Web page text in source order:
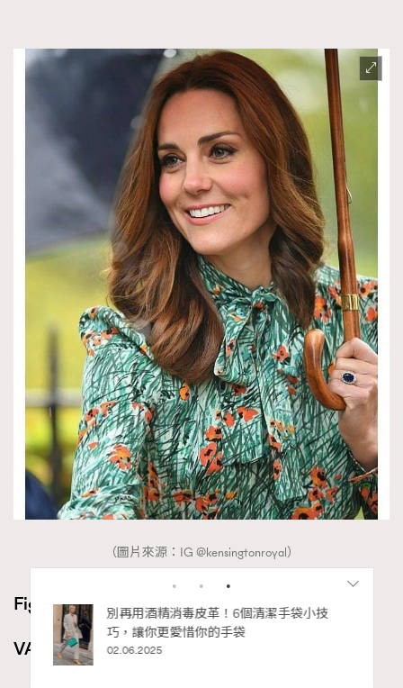
（圖片來源：IG @kensingtonroyal）
Figaro’s Pick
VALMONT升效更生煥膚面膜 HK$2,280/75ml
的顯
別再用酒精消毒皮革！6個清潔手袋小技
巧，讓你更愛惜你的手袋
02.06.2025